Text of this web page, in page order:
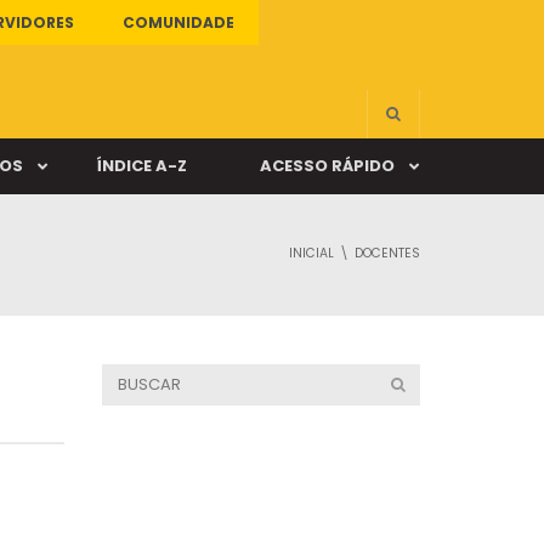
COMUNIDADE
ÍNDICE A-Z ACESSO RÁPIDO
INICIAL DOCENTES